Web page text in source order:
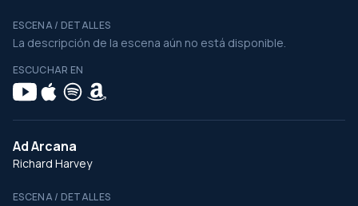
ESCENA / DETALLES
La descripción de la escena aún no está disponible.
ESCUCHAR EN
Ad Arcana
Richard Harvey
ESCENA / DETALLES